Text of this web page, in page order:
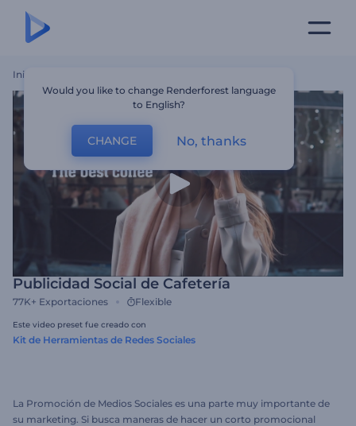
Inicio
Publicidad Social de Cafetería
77K+ Exportaciones Flexible
Este video preset fue creado con
Kit de Herramientas de Redes Sociales
La Promoción de Medios Sociales es una parte muy importante de
su marketing. Si busca maneras de hacer un corto promocional
Would you like to change Renderforest language
to English?
CHANGE No, thanks